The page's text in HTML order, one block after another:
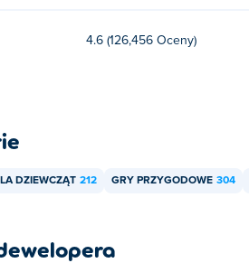
4.6 (126,456 Oceny)
DZIEWCZĄT 212 GRY PRZYGODOWE 304